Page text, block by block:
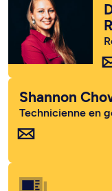
Shannon
Technicienne en